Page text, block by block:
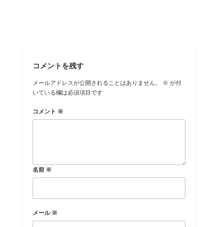
コメントを残す
メールアドレスが公開されることはありません。 ※ が付
いている欄は必須項目です
コメント ※
名前 ※
メール ※